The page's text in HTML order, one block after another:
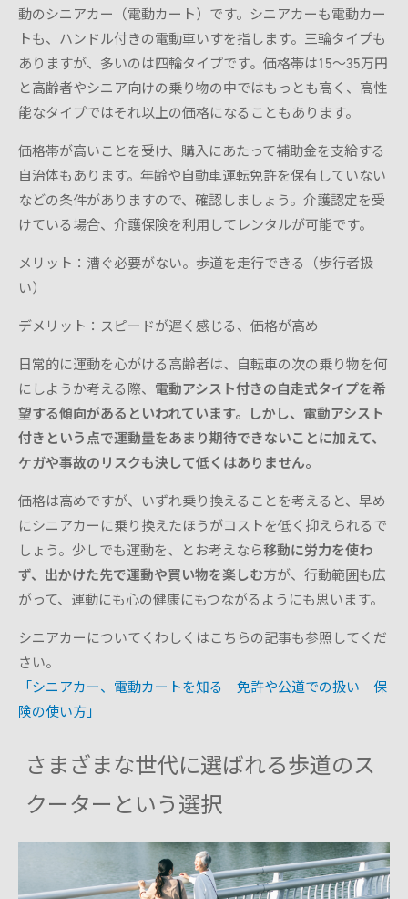
動のシニアカー（電動カート）です。シニアカーも電動カー
トも、ハンドル付きの電動車いすを指します。三輪タイプも
ありますが、多いのは四輪タイプです。価格帯は15～35万円
と高齢者やシニア向けの乗り物の中ではもっとも高く、高性
能なタイプではそれ以上の価格になることもあります。
価格帯が高いことを受け、購入にあたって補助金を支給する
自治体もあります。年齢や自動車運転免許を保有していない
などの条件がありますので、確認しましょう。介護認定を受
けている場合、介護保険を利用してレンタルが可能です。
メリット：漕ぐ必要がない。歩道を走行できる（歩行者扱
い）
デメリット：スピードが遅く感じる、価格が高め
日常的に運動を心がける高齢者は、自転車の次の乗り物を何
にしようか考える際、 電動アシスト付きの自走式タイプを希
望する傾向があるといわれています。しかし、電動アシスト
付きという点で運動量をあまり期待できないことに加えて、
ケガや事故のリスクも決して低くはありません。
価格は高めですが、いずれ乗り換えることを考えると、早め
にシニアカーに乗り換えたほうがコストを低く抑えられるで
しょう。少しでも運動を、とお考えなら移動に労力を使わ
ず、出かけた先で運動や買い物を楽しむ方が、行動範囲も広
がって、運動にも心の健康にもつながるようにも思います。
シニアカーについてくわしくはこちらの記事も参照してくだ
さい。
「シニアカー、電動カートを知る 免許や公道での扱い 保
険の使い方」
さまざまな世代に選ばれる歩道のス
クーターという選択